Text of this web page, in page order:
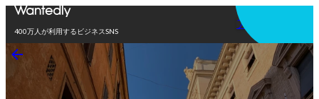
400万人が利用するビジネスSNS
アプリを使う